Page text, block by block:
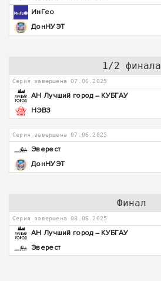
ИнГео
ДонНУЭТ
1/2 финала
Серия завершена 07.06.2025
АН Лучший город – КУБГАУ
НЭВЗ
Серия завершена 07.06.2025
Эверест
ДонНУЭТ
Финал
Серия завершена 08.06.2025
АН Лучший город – КУБГАУ
Эверест